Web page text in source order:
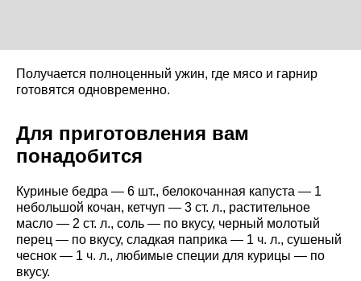
Получается полноценный ужин, где мясо и гарнир
готовятся одновременно.
Для приготовления вам
понадобится
Куриные бедра — 6 шт., белокочанная капуста — 1
небольшой кочан, кетчуп — 3 ст. л., растительное
масло — 2 ст. л., соль — по вкусу, черный молотый
перец — по вкусу, сладкая паприка — 1 ч. л., сушеный
чеснок — 1 ч. л., любимые специи для курицы — по
вкусу.